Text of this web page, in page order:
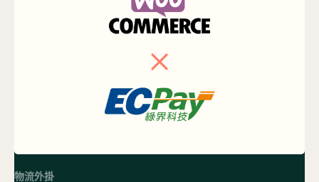
物流外掛